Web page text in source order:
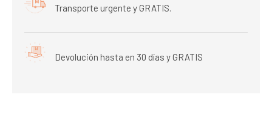
Transporte urgente y GRATIS.
Devolución hasta en 30 días y GRATIS